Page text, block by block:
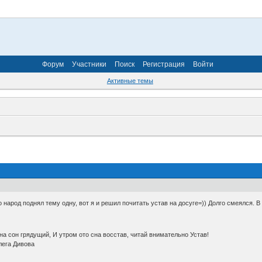
Форум Участники Поиск Регистрация Войти
Активные темы
народ поднял тему одну, вот я и решил почитать устав на досуге=)) Долго
сон грядущий, И утром ото сна восстав, читай внимательно Устав!
Дивова